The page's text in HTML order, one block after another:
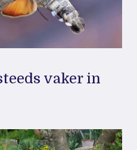
vaker in